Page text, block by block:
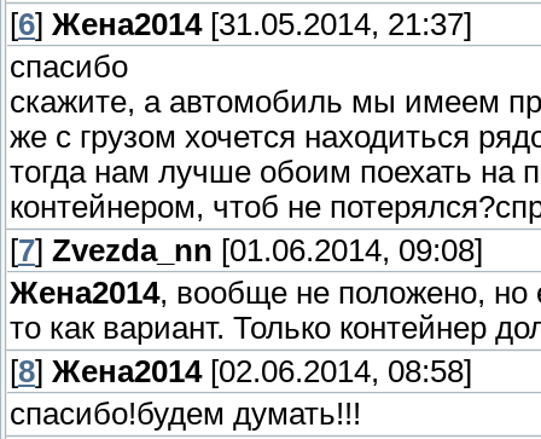
[6] Жена2014[31.05.2014, 21:37]
спасибо
скажите, а автомобиль мы имеем
же с грузом хочется находиться
тогда нам лучше обоим поехать на
контейнером, чтоб не
[7] Zvezda_nn [01.06.2014, 09:08]
Жена2014, вообще не положено, но
то как вариант. Только контейнер
[8] Жена2014[02.06.2014, 08:58]
спасибо!будем думать!!!